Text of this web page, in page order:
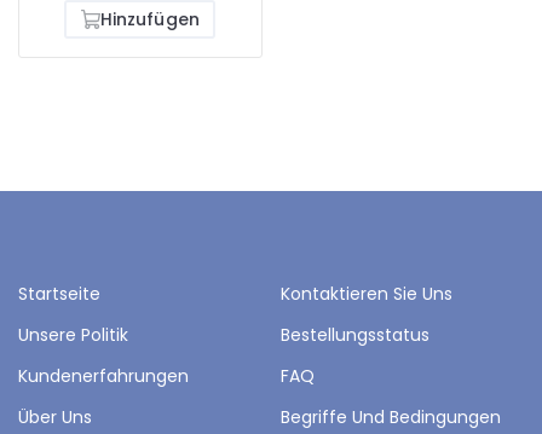
Hinzufügen
Startseite
Kontaktieren Sie Uns
Unsere Politik
Bestellungsstatus
Kundenerfahrungen
FAQ
Über Uns
Begriffe Und Bedingungen